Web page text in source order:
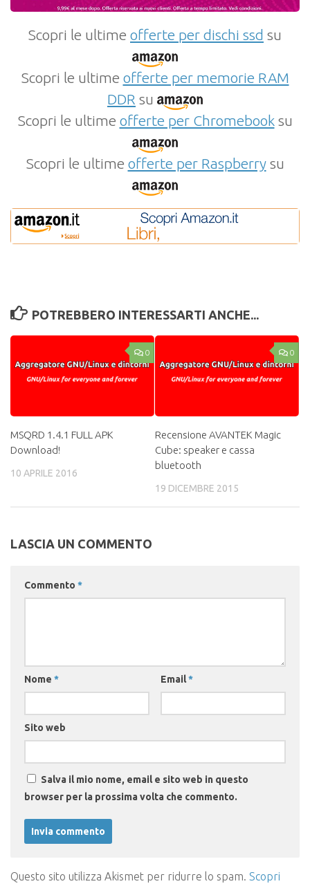
Scopri le ultime offerte per dischi ssd su
Scopri le ultime offerte per memorie RAM
DDR su
Scopri le ultime offerte per Chromebooksu
Scopri le ultime offerte per Raspberrysu
POTREBBERO INTERESSARTI ANCHE...
0
MSQRD 1.4.1 FULL APK
Download!
10 APRILE 2016
0
Recensione AVANTEK Magic
Cube: speaker e cassa
bluetooth
19 DICEMBRE 2015
LASCIA UN COMMENTO
Commento *
Nome * Email*
Sito web
Salva il mio nome, email e sito web in questo
browser per la prossima volta che commento.
Questo sito utilizza Akismet per ridurre lo spam. Scopri